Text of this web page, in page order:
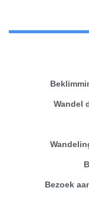
Wandel
Bezoek